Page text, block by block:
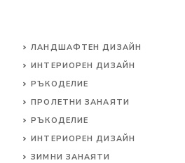
ЛАНДШАФТЕН ДИЗАЙН
ИНТЕРИОРЕН ДИЗАЙН
РЪКОДЕЛИЕ
ПРОЛЕТНИ ЗАНАЯТИ
РЪКОДЕЛИЕ
ИНТЕРИОРЕН ДИЗАЙН
ЗИМНИ ЗАНАЯТИ